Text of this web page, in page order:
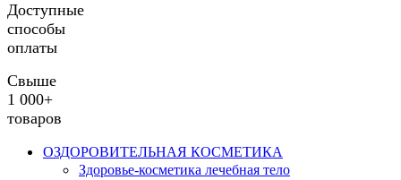
Доступные
способы
оплаты
Свыше
1 000+
товаров
ОЗДОРОВИТЕЛЬНАЯ КОСМЕТИКА
Здоровье-косметика лечебная тело